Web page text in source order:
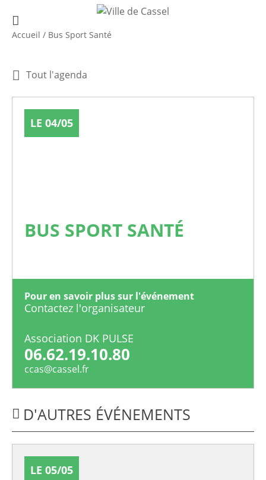
Accueil / Bus Sport Santé
Tout l'agenda
LE 04/05
BUS SPORT SANTÉ
Pour en savoir plus sur l'événement
Contactez l'organisateur
Association DK PULSE
06.62.19.10.80
ccas@cassel.fr
D'AUTRES ÉVÉNEMENTS
LE 05/05